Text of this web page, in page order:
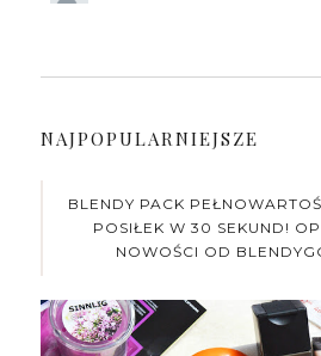
NAJPOPULARNIEJSZE
BLENDY PACK
POSIŁEK W 30 SEKUND!
NOWOŚCI OD